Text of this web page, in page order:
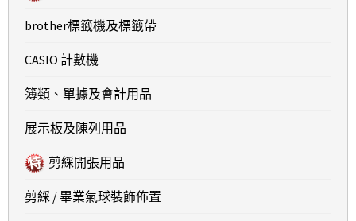
brother標籤機及標籤帶
CASIO 計數機
簿類、單據及會計用品
展示板及陳列用品
剪綵開張用品
剪綵 / 畢業氣球裝飾佈置